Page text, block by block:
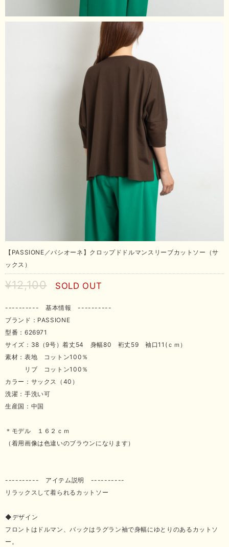
【PASSIONE／パシオーネ】クロップドドルマンスリーブカットソー（サ
ックス）
¥12,100 SOLD OUT
---------- 基本情報 ----------
ブランド：PASSIONE
型番：626971
サイズ：38（9号）着丈54 身幅80 裄丈59 袖口11(ｃｍ）
素材：表地 コットン100％
リブ コットン100％
カラー：サックス（40）
洗濯：手洗い可
生産国：中国
＊モデル １６２ｃｍ
（着用画像は色違いのブラウンになります）
---------- アイテム説明 ----------
リラックスして着られるカットソー
◆デザイン
フロントはドルマン、バックはラグラン袖で身幅にゆとりのあるカットソ
ー。